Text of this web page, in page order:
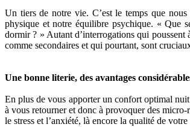
Un tiers de notre vie. C’est le temps que
physique et notre équilibre psychique. « Que
dormir ? » Autant d’interrogations qui
comme secondaires et qui pourtant, sont
Une bonne literie, des avantages
En plus de vous apporter un confort optimal
à vous retourner et donc à provoquer des
le stress et l’anxiété, là encore la qualité de